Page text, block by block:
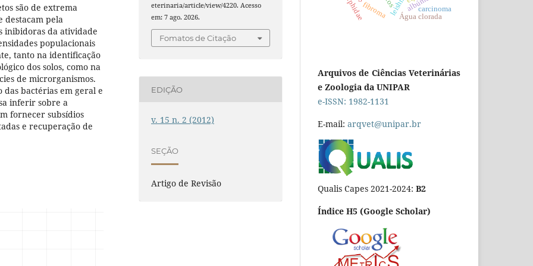
são de extrema
destacam pela
inibidoras da atividade
populacionais
tanto na identificação
dos solos, como na
de microrganismos.
bactérias em geral e
inferir sobre a
fornecer subsídios
e recuperação de
eterinaria/article/view/4220. Acesso
em: 7 ago. 2026.
Fomatos de Citação
EDIÇÃO
v. 15 n. 2 (2012)
SEÇÃO
Artigo de Revisão
carcinoma
Água clorada
fibroma
Arquivos de Ciências Veterinárias
e Zoologia da UNIPAR
e-ISSN: 1982-1131
E-mail: arqvet@unipar.br
Qualis Capes 2021-2024: B2
Índice H5 (Google Scholar)